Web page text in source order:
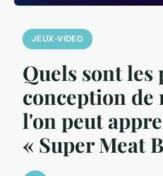
JEUX-VIDEO
Quels sont les
conception de
l'on peut
« Super Meat